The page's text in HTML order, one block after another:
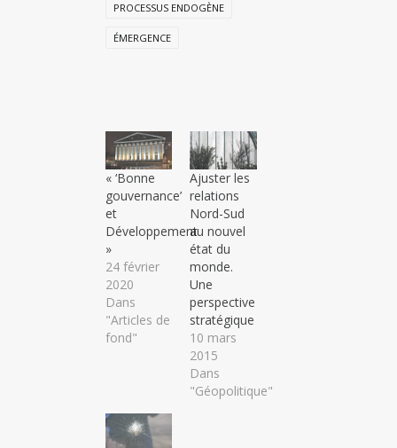
PROCESSUS ENDOGÈNE
ÉMERGENCE
« ‘Bonne
gouvernance’
et
Développement
»
24 février
2020
Dans
"Articles de
fond"
Ajuster les
relations
Nord-Sud
au nouvel
état du
monde.
Une
perspective
stratégique
10 mars
2015
Dans
"Géopolitique"